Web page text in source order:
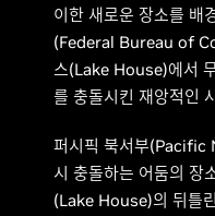
이한 새로운 장소를 배
(Federal Bureau of
스(Lake House)에서
를 충돌시킨 재앙적인
퍼시픽 북서부(Pacific
시 충돌하는 어둠의 장
(Lake House)의 뒤틀